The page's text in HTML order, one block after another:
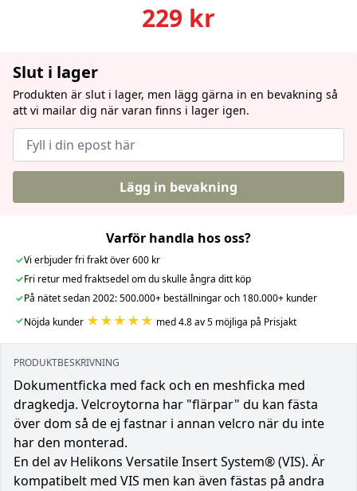
229 kr
Slut i lager
Produkten är slut i lager, men lägg gärna in en bevakning så
att vi mailar dig när varan finns i lager igen.
Lägg in bevakning
Varför handla hos oss?
✓Vi erbjuder fri frakt över 600 kr
✓Fri retur med fraktsedel om du skulle ångra ditt köp
✓På nätet sedan 2002: 500.000+ beställningar och 180.000+ kunder
✓Nöjda kunder ★★★★★ med 4.8 av 5 möjliga på Prisjakt
PRODUKTBESKRIVNING
Dokumentficka med fack och en meshficka med
dragkedja. Velcroytorna har "flärpar" du kan fästa
över dom så de ej fastnar i annan velcro när du inte
har den monterad.
En del av Helikons Versatile Insert System® (VIS). Är
kompatibelt med VIS men kan även fästas på andra